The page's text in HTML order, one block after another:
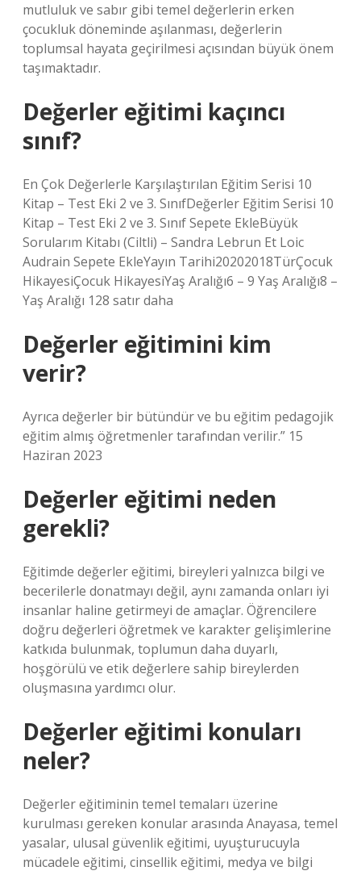
mutluluk ve sabır gibi temel değerlerin erken
çocukluk döneminde aşılanması, değerlerin
toplumsal hayata geçirilmesi açısından büyük önem
taşımaktadır.
Değerler eğitimi kaçıncı
sınıf?
En Çok Değerlerle Karşılaştırılan Eğitim Serisi 10
Kitap – Test Eki 2 ve 3. SınıfDeğerler Eğitim Serisi 10
Kitap – Test Eki 2 ve 3. Sınıf Sepete EkleBüyük
Sorularım Kitabı (Ciltli) – Sandra Lebrun Et Loic
Audrain Sepete EkleYayın Tarihi20202018TürÇocuk
HikayesiÇocuk HikayesiYaş Aralığı6 – 9 Yaş Aralığı8 –
Yaş Aralığı 128 satır daha
Değerler eğitimini kim
verir?
Ayrıca değerler bir bütündür ve bu eğitim pedagojik
eğitim almış öğretmenler tarafından verilir.” 15
Haziran 2023
Değerler eğitimi neden
gerekli?
Eğitimde değerler eğitimi, bireyleri yalnızca bilgi ve
becerilerle donatmayı değil, aynı zamanda onları iyi
insanlar haline getirmeyi de amaçlar. Öğrencilere
doğru değerleri öğretmek ve karakter gelişimlerine
katkıda bulunmak, toplumun daha duyarlı,
hoşgörülü ve etik değerlere sahip bireylerden
oluşmasına yardımcı olur.
Değerler eğitimi konuları
neler?
Değerler eğitiminin temel temaları üzerine
kurulması gereken konular arasında Anayasa, temel
yasalar, ulusal güvenlik eğitimi, uyuşturucuyla
mücadele eğitimi, cinsellik eğitimi, medya ve bilgi